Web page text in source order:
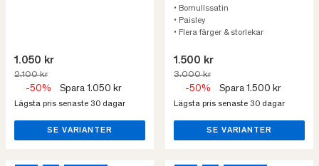
1.050 kr
2.100 kr
-50% Spara 1.050 kr
Lägsta pris senaste 30 dagar
SE VARIANTER
• Bomullssatin
• Paisley
• Flera färger & storlekar
1.500 kr
3.000 kr
-50% Spara 1.500 kr
Lägsta pris senaste 30 dagar
SE VARIANTER